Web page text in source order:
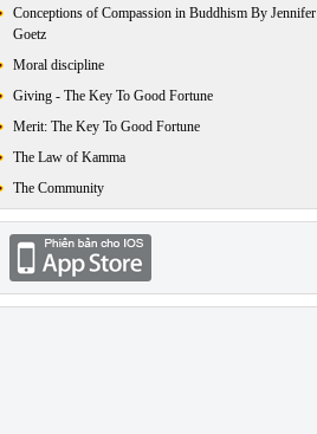
Conceptions of Compassion in Buddhism By Jennifer
Goetz
Moral discipline
Giving - The Key To Good Fortune
Merit: The Key To Good Fortune
The Law of Kamma
The Community